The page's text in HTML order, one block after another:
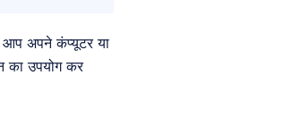
आप अपने कंप्यूटर या
का उपयोग कर